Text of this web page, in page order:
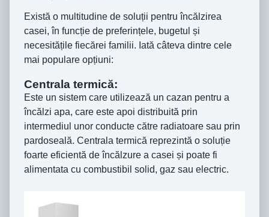
Există o multitudine de soluții pentru încălzirea
casei, în funcție de preferințele, bugetul și
necesitățile fiecărei familii. Iată câteva dintre cele
mai populare opțiuni:
Centrala termică:
Este un sistem care utilizează un cazan pentru a
încălzi apa, care este apoi distribuită prin
intermediul unor conducte către radiatoare sau prin
pardoseală. Centrala termică reprezintă o soluție
foarte eficientă de încălzure a casei și poate fi
alimentata cu combustibil solid, gaz sau electric.